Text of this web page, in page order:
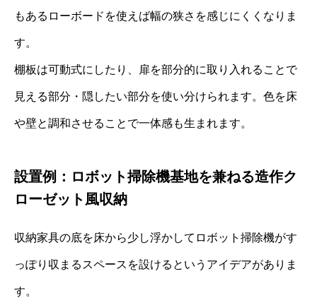
もあるローボードを使えば幅の狭さを感じにくくなりま
す。
棚板は可動式にしたり、扉を部分的に取り入れることで
見える部分・隠したい部分を使い分けられます。色を床
や壁と調和させることで一体感も生まれます。
設置例：ロボット掃除機基地を兼ねる造作ク
ローゼット風収納
収納家具の底を床から少し浮かしてロボット掃除機がす
っぽり収まるスペースを設けるというアイデアがありま
す。